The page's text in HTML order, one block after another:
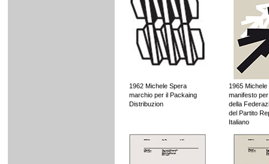
1962 Michele Spera
marchio per il Packaing
Distribuzion
1965 Michele
manifesto
della
del Partito
Italiano